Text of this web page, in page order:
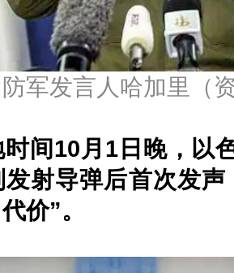
军发言人哈加里（
时间10月1日晚，以
发射导弹后首次发
价”。